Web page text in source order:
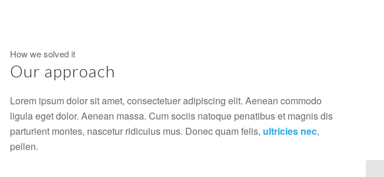
How we solved it
Our approach
Lorem ipsum dolor sit amet, consectetuer adipiscing elit. Aenean commodo
ligula eget dolor. Aenean massa. Cum sociis natoque penatibus et magnis dis
parturient montes, nascetur ridiculus mus. Donec quam felis, ultricies nec,
pellen.